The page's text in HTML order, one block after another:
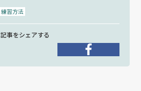
練習方法
記事をシェアする